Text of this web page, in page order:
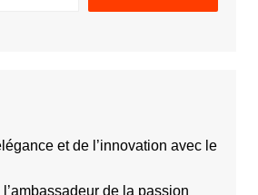
et de l’innovation avec le
de la passion